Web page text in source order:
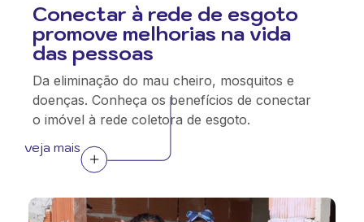
Conectar à rede de esgoto
promove melhorias na vida
das pessoas
Da eliminação do mau cheiro, mosquitos e
doenças. Conheça os benefícios de conectar
o imóvel à rede coletora de esgoto.
veja mais